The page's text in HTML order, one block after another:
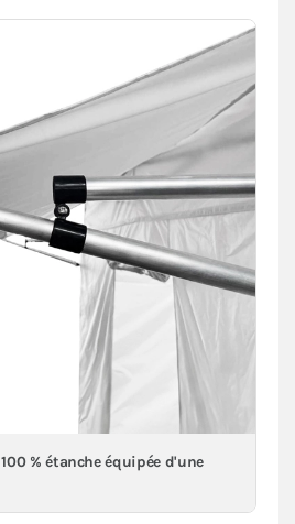
% étanche équipée d'une